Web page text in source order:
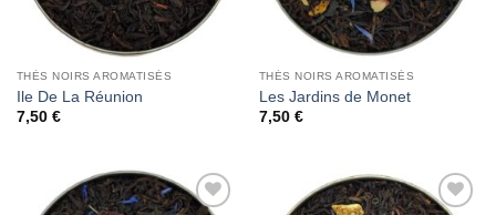
THÉS NOIRS AROMATISÉS
Ile De La Réunion
7,50 €
THÉS NOIRS AROMATISÉS
Les Jardins de Monet
7,50 €